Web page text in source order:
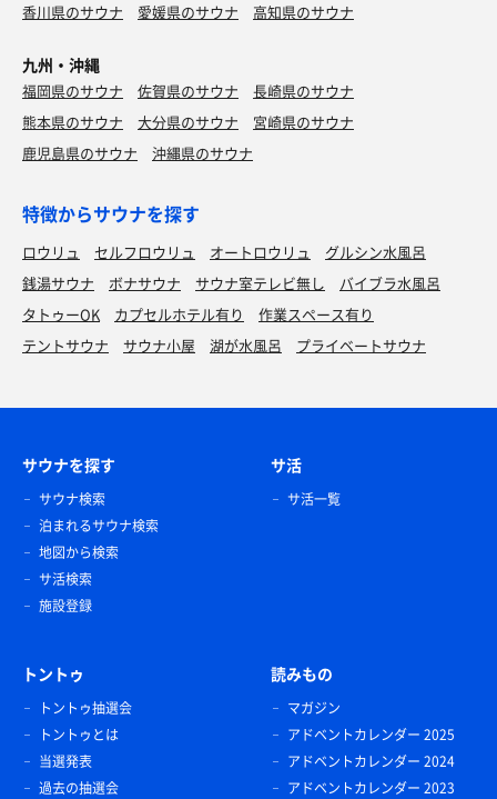
香川県のサウナ
愛媛県のサウナ 高知県のサウナ
九州・沖縄
福岡県のサウナ 佐賀県のサウナ
長崎県のサウナ
熊本県のサウナ
大分県のサウナ
宮崎県のサウナ
鹿児島県のサウナ
沖縄県のサウナ
特徴からサウナを探す
ロウリュ セルフロウリュ オートロウリュ
グルシン水風呂
銭湯サウナ
ボナサウナ サウナ室テレビ無し
バイブラ水風呂
タトゥーOK
カプセルホテル有り
作業スペース有り
テントサウナ
サウナ小屋 湖が水風呂 プライベートサウナ
サウナを探す
サウナ検索
泊まれるサウナ検索
地図から検索
サ活検索
施設登録
サ活
サ活一覧
トントゥ
トントゥ抽選会
トントゥとは
当選発表
過去の抽選会
読みもの
マガジン
アドベントカレンダー 2025
アドベントカレンダー 2024
アドベントカレンダー 2023